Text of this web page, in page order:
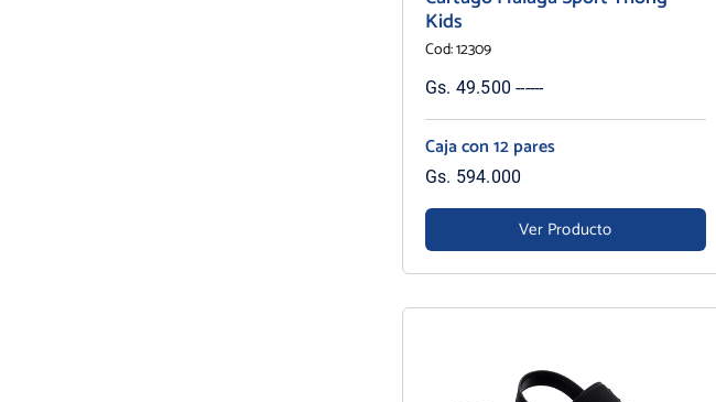
Kids
Cod: 12309
Gs. 49.500 ------
Caja con 12 pares
Gs. 594.000
Ver Producto